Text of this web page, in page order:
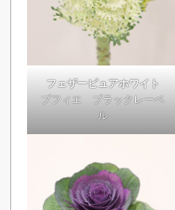
フェザーピュアホワイト
ブフィエ ブラックレーベ
ル